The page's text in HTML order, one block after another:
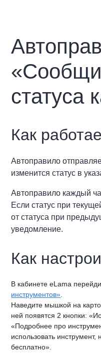
статуса
Как
Автоправило
изменится статус в
Автоправило каждый
Если статус при
от статуса при
уведомление.
Как
В кабинете eLama
инструментов»
Наведите мышкой на
ней появятся 2 кнопки:
«Подробнее про
использовать
бесплатно».